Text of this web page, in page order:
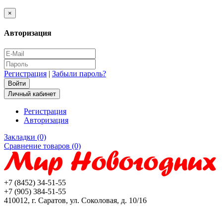
×
Авторизация
Регистрация | Забыли пароль?
Личный кабинет
Регистрация
Авторизация
Закладки (0)
Сравнение товаров (0)
+7 (8452) 34-51-55
+7 (905) 384-51-55
410012, г. Саратов, ул. Соколовая, д. 10/16